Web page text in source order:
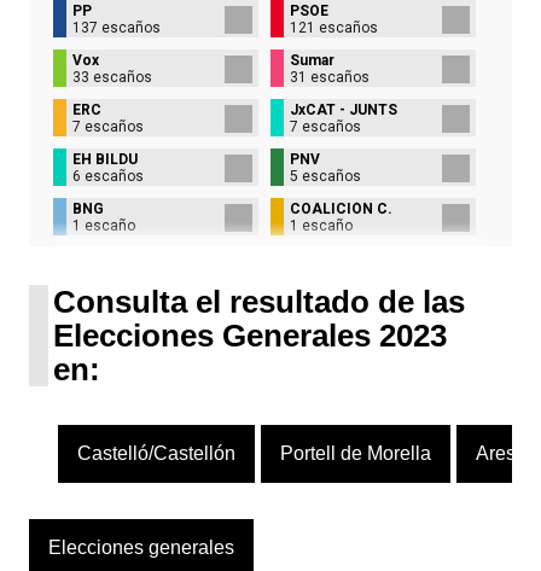
PP
137 escaños
PSOE
121 escaños
Vox
33 escaños
Sumar
31 escaños
ERC
7 escaños
JxCAT - JUNTS
7 escaños
EH BILDU
6 escaños
PNV
5 escaños
BNG
1 escaño
COALICIÓN C.
1 escaño
Consulta el resultado de las
Elecciones Generales 2023
en:
Castelló/Castellón Portell de Morella Ares
Elecciones generales